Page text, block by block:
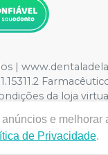
|
da loja
e
de Privacidade.